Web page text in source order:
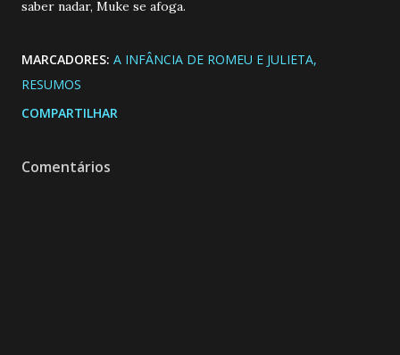
saber nadar, Muke se afoga.
MARCADORES: A INFÂNCIA DE ROMEU E JULIETA
RESUMOS
COMPARTILHAR
Comentários